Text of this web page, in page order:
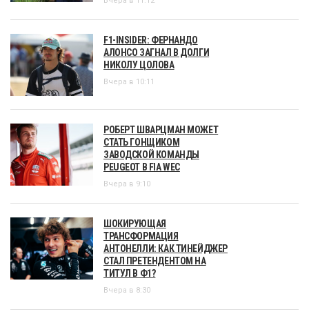
F1-INSIDER: ФЕРНАНДО
АЛОНСО ЗАГНАЛ В ДОЛГИ
НИКОЛУ ЦОЛОВА
Вчера в 10:11
РОБЕРТ ШВАРЦМАН МОЖЕТ
СТАТЬ ГОНЩИКОМ
ЗАВОДСКОЙ КОМАНДЫ
PEUGEOT В FIA WEC
Вчера в 9:10
ШОКИРУЮЩАЯ
ТРАНСФОРМАЦИЯ
АНТОНЕЛЛИ: КАК ТИНЕЙДЖЕР
СТАЛ ПРЕТЕНДЕНТОМ НА
ТИТУЛ В Ф1?
Вчера в 8:30